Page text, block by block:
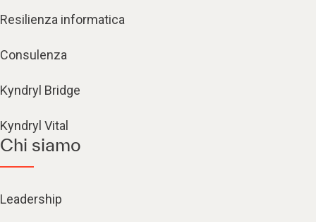
Resilienza informatica
Consulenza
Kyndryl Bridge
Kyndryl Vital
Chi siamo
Leadership